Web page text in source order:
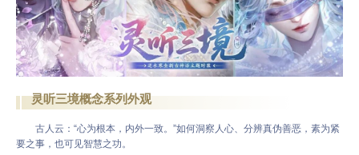
灵听三境概念系列外观
古人云：“心为根本，内外一致。”如何洞察人心、分辨真伪善恶，素为紧
要之事，也可见智慧之功。